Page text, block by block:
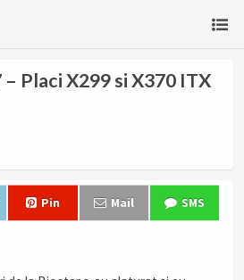
Placi X299 si X370 ITX
Pin Mail SMS